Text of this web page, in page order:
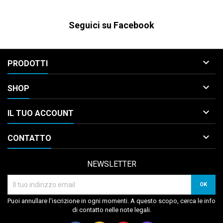
Seguici su Facebook
PRODOTTI 
SHOP 
IL TUO ACCOUNT 
CONTATTO 
NEWSLETTER
Puoi annullare l'iscrizione in ogni momenti. A questo scopo, cerca le info
di contatto nelle note legali.